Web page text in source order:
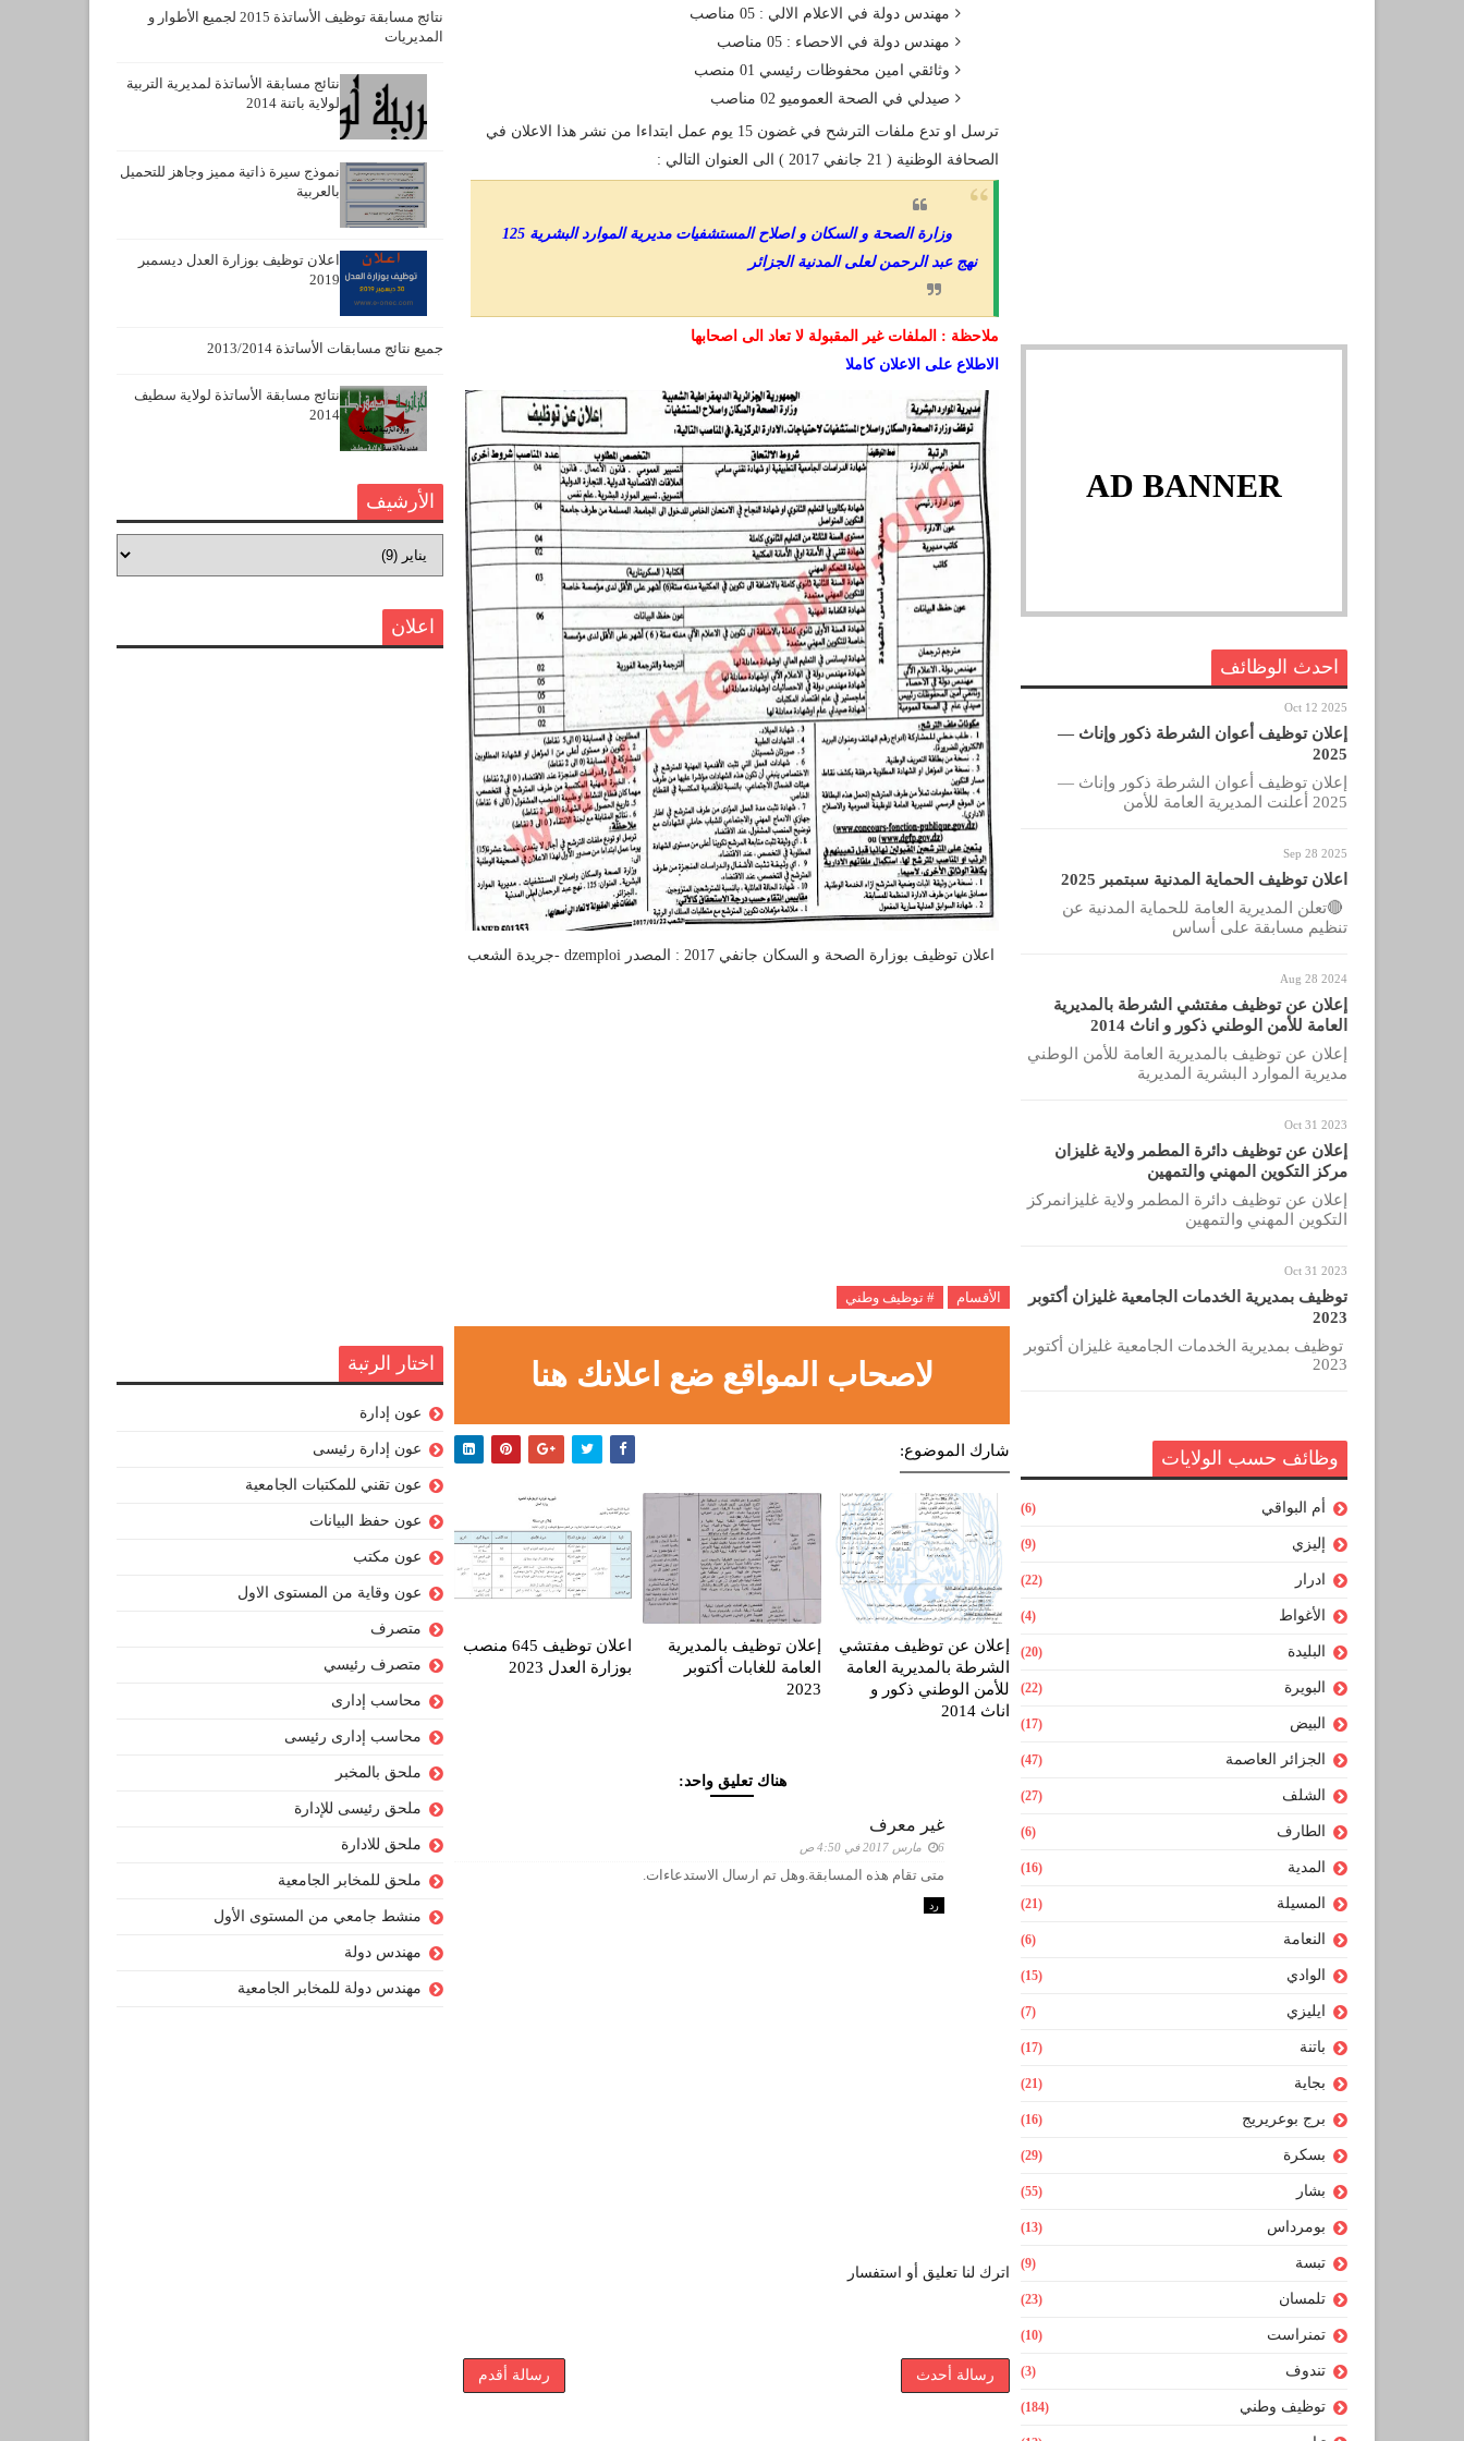
AD BANNER
احدث الوظائف
Oct 12 2025
إعلان توظيف أعوان الشرطة ذكور وإناث —
2025
إعلان توظيف أعوان الشرطة ذكور وإناث —
2025 أعلنت المديرية العامة للأمن
Sep 28 2025
اعلان توظيف الحماية المدنية سبتمبر 2025
🔴تعلن المديرية العامة للحماية المدنية عن
تنظيم مسابقة على أساس
Aug 28 2024
إعلان عن توظيف مفتشي الشرطة بالمديرية
العامة للأمن الوطني ذكور و اناث 2014
إعلان عن توظيف بالمديرية العامة للأمن الوطني
مديرية الموارد البشرية المديرية
Oct 31 2023
إعلان عن توظيف دائرة المطمر ولاية غليزان
مركز التكوين المهني والتمهين
إعلان عن توظيف دائرة المطمر ولاية غليزانمركز
التكوين المهني والتمهين
Oct 31 2023
توظيف بمديرية الخدمات الجامعية غليزان أكتوبر
2023
توظيف بمديرية الخدمات الجامعية غليزان أكتوبر
2023
وظائف حسب الولايات
أم البواقي (6)
إليزي (9)
ادرار (22)
الأغواط (4)
البليدة (20)
البويرة (22)
البيض (17)
الجزائر العاصمة (47)
الشلف (27)
الطارف (6)
المدية (16)
المسيلة (21)
النعامة (6)
الوادي (15)
ايليزي (7)
باتنة (17)
بجاية (21)
برج بوعريريج (16)
بسكرة (29)
بشار (55)
بومرداس (13)
تبسة (9)
تلمسان (23)
تمنراست (10)
تندوف (3)
توظيف وطني (184)
مهندس دولة في الاعلام الالي : 05 مناصب
مهندس دولة في الاحصاء : 05 مناصب
وثائقي امين محفوظات رئيسي 01 منصب
صيدلي في الصحة العموميو 02 مناصب
ترسل او تدع ملفات الترشح في غضون 15 يوم عمل ابتداءا من نشر هذا الاعلان في
الصحافة الوظنية ( 21 جانفي 2017 ) الى العنوان التالي :
وزارة الصحة و السكان و اصلاح المستشفيات مديرية الموارد البشرية 125
نهج عبد الرحمن لعلى المدنية الجزائر
ملاحظة : الملفات غير المقبولة لا تعاد الى اصحابها
الاطلاع على الاعلان كاملا
اعلان توظيف بوزارة الصحة و السكان جانفي 2017 : المصدر dzemploi -جريدة الشعب
الأقسام # توظيف وطني
لاصحاب المواقع ضع اعلانك هنا
شارك الموضوع:
إعلان عن توظيف مفتشي
الشرطة بالمديرية العامة
للأمن الوطني ذكور و
اناث 2014
إعلان توظيف بالمديرية
العامة للغابات أكتوبر
2023
اعلان توظيف 645 منصب
بوزارة العدل 2023
هناك تعليق واحد:
غير معرف
6 مارس 2017 في 4:50 ص
متى تقام هذه المسابقة.وهل تم ارسال الاستدعاءات.
رد
اترك لنا تعليق أو استفسار
رسالة أحدث رسالة أقدم
نتائج مسابقة توظيف الأساتذة 2015 لجميع الأطوار و
المديريات
نتائج مسابقة الأساتذة لمديرية التربية
لولاية باتنة 2014
نموذج سيرة ذاتية مميز وجاهز للتحميل
بالعربية
اعلان توظيف بوزارة العدل ديسمبر
2019
جميع نتائج مسابقات الأساتذة 2013/2014
نتائج مسابقة الأساتذة لولاية سطيف
2014
الأرشيف
اعلان
اختار الرتبة
عون إدارة
عون إدارة رئيسى
عون تقني للمكتبات الجامعية
عون حفظ البيانات
عون مكتب
عون وقاية من المستوى الاول
متصرف
متصرف رئيسي
محاسب إدارى
محاسب إدارى رئيسى
ملحق بالمخبر
ملحق رئيسى للإدارة
ملحق للادارة
ملحق للمخابر الجامعية
منشط جامعي من المستوى الأول
مهندس دولة
مهندس دولة للمخابر الجامعية